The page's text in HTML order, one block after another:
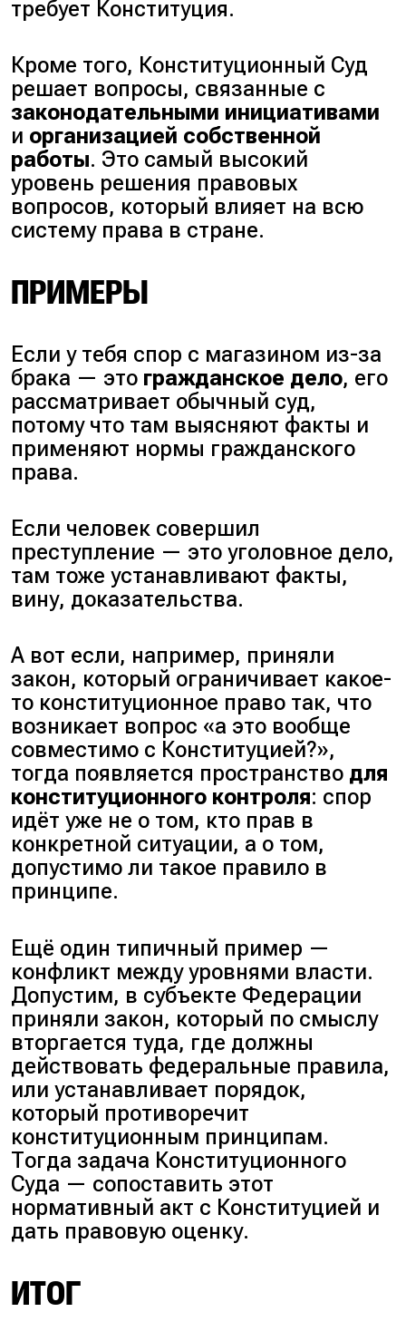
требует Конституция.
Кроме того, Конституционный Суд
решает вопросы, связанные с
законодательными инициативами
и организацией собственной
работы. Это самый высокий
уровень решения правовых
вопросов, который влияет на всю
систему права в стране.
ПРИМЕРЫ
Если у тебя спор с магазином из-за
брака — это гражданское дело, его
рассматривает обычный суд,
потому что там выясняют факты и
применяют нормы гражданского
права.
Если человек совершил
преступление — это уголовное дело,
там тоже устанавливают факты,
вину, доказательства.
А вот если, например, приняли
закон, который ограничивает какое-
то конституционное право так, что
возникает вопрос «а это вообще
совместимо с Конституцией?»,
тогда появляется пространство для
конституционного контроля: спор
идёт уже не о том, кто прав в
конкретной ситуации, а о том,
допустимо ли такое правило в
принципе.
Ещё один типичный пример —
конфликт между уровнями власти.
Допустим, в субъекте Федерации
приняли закон, который по смыслу
вторгается туда, где должны
действовать федеральные правила,
или устанавливает порядок,
который противоречит
конституционным принципам.
Тогда задача Конституционного
Суда — сопоставить этот
нормативный акт с Конституцией и
дать правовую оценку.
ИТОГ